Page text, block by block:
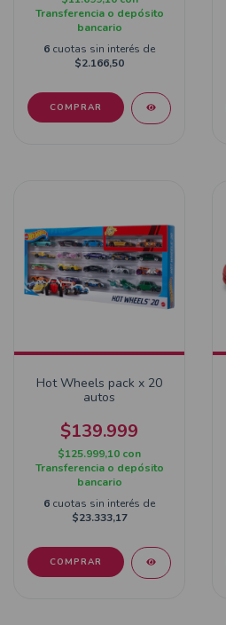
Transferencia o depósito
bancario
6 cuotas sin interés de
$2.166,50
Hot Wheels pack x 20
autos
$139.999
$125.999,10 con
Transferencia o depósito
bancario
6 cuotas sin interés de
$23.333,17